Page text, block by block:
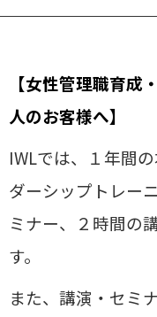
【女性管理職育成
人のお客様へ】
IWLでは、１年間
ダーシップトレー
ミナー、２時間の
す。
また、講演・セミ